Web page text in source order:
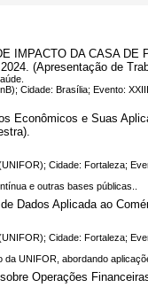
IMPACTO DA CASA
(Apresentação de
Cidade: Brasília; Evento:
Econômicos e Suas
Cidade: Fortaleza;
e outras bases públicas..
Dados Aplicada ao
Cidade: Fortaleza;
UNIFOR, abordando
Operações